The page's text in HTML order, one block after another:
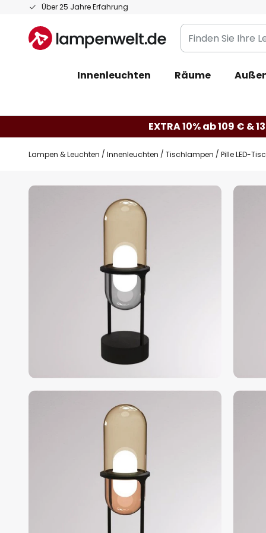
Über 25 Jahre Erfahrung
Zum
springen
Finden
Sie
Leuchte...
Innenleuchten Räume
EXTRA 10% ab 109 € &
Lampen & Leuchten Innenleuchten Tischlampen Pille LED-
Zum